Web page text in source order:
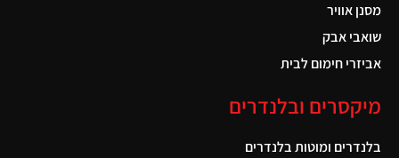
מסנן אוויר
שואבי אבק
אביזרי חימום לבית
מיקסרים ובלנדרים
בלנדרים ומוטות בלנדרים